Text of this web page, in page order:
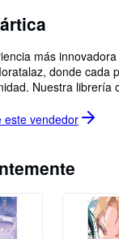
CERRAR
más
donde cada
Nuestra librería
allá de lo esperado.
que detrás de
en nuevas
al cliente está
virtual. Nuestro
abarcando desde
este vendedor